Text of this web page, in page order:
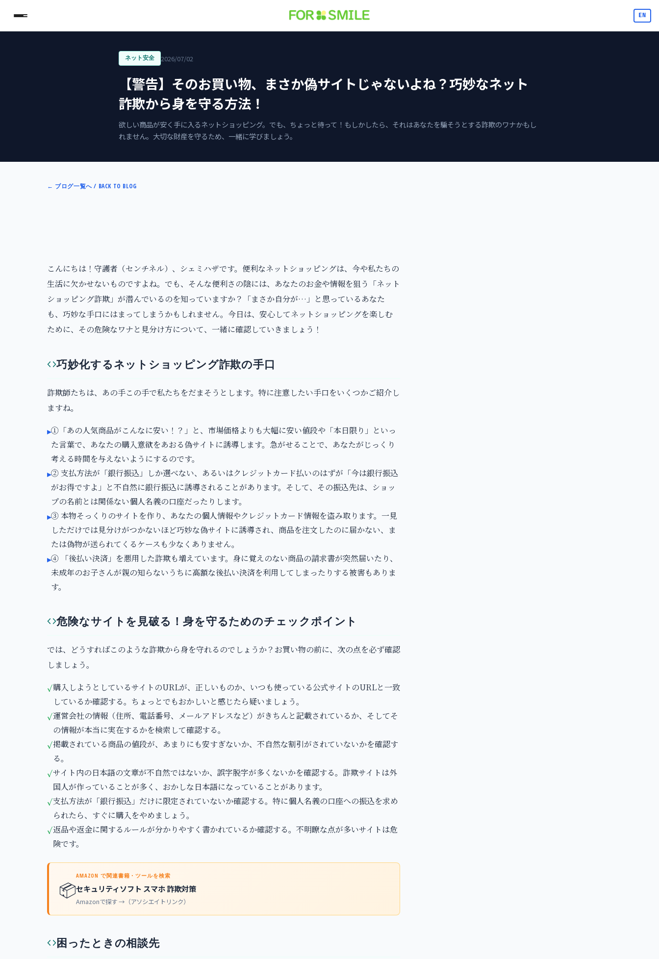
EN
ネット安全 2026/07/02
【警告】そのお買い物、まさか偽サイトじゃないよね？巧妙なネット
詐欺から身を守る方法！
欲しい商品が安く手に入るネットショッピング。でも、ちょっと待って！もしかしたら、それはあなたを騙そうとする詐欺のワナかもし
れません。大切な財産を守るため、一緒に学びましょう。
← ブログ一覧へ / BACK TO BLOG
こんにちは！守護者（センチネル）、シェミハザです。便利なネットショッピングは、今や私たちの
生活に欠かせないものですよね。でも、そんな便利さの陰には、あなたのお金や情報を狙う「ネット
ショッピング詐欺」が潜んでいるのを知っていますか？「まさか自分が…」と思っているあなた
も、巧妙な手口にはまってしまうかもしれません。今日は、安心してネットショッピングを楽しむ
ために、その危険なワナと見分け方について、一緒に確認していきましょう！
巧妙化するネットショッピング詐欺の手口
詐欺師たちは、あの手この手で私たちをだまそうとします。特に注意したい手口をいくつかご紹介し
ますね。
▸①「あの人気商品がこんなに安い！？」と、市場価格よりも大幅に安い値段や「本日限り」といっ
た言葉で、あなたの購入意欲をあおる偽サイトに誘導します。急がせることで、あなたがじっくり
考える時間を与えないようにするのです。
▸② 支払方法が「銀行振込」しか選べない、あるいはクレジットカード払いのはずが「今は銀行振込
がお得ですよ」と不自然に銀行振込に誘導されることがあります。そして、その振込先は、ショッ
プの名前とは関係ない個人名義の口座だったりします。
▸③ 本物そっくりのサイトを作り、あなたの個人情報やクレジットカード情報を盗み取ります。一見
しただけでは見分けがつかないほど巧妙な偽サイトに誘導され、商品を注文したのに届かない、ま
たは偽物が送られてくるケースも少なくありません。
▸④ 「後払い決済」を悪用した詐欺も増えています。身に覚えのない商品の請求書が突然届いたり、
未成年のお子さんが親の知らないうちに高額な後払い決済を利用してしまったりする被害もありま
す。
危険なサイトを見破る！身を守るためのチェックポイント
では、どうすればこのような詐欺から身を守れるのでしょうか？お買い物の前に、次の点を必ず確認
しましょう。
✓購入しようとしているサイトのURLが、正しいものか、いつも使っている公式サイトのURLと一致
しているか確認する。ちょっとでもおかしいと感じたら疑いましょう。
✓運営会社の情報（住所、電話番号、メールアドレスなど）がきちんと記載されているか、そしてそ
の情報が本当に実在するかを検索して確認する。
✓掲載されている商品の値段が、あまりにも安すぎないか、不自然な割引がされていないかを確認す
る。
✓サイト内の日本語の文章が不自然ではないか、誤字脱字が多くないかを確認する。詐欺サイトは外
国人が作っていることが多く、おかしな日本語になっていることがあります。
✓支払方法が「銀行振込」だけに限定されていないか確認する。特に個人名義の口座への振込を求め
られたら、すぐに購入をやめましょう。
✓返品や返金に関するルールが分かりやすく書かれているか確認する。不明瞭な点が多いサイトは危
険です。
📦
AMAZON で関連書籍・ツールを検索
セキュリティソフト スマホ 詐欺対策
Amazonで探す →（アソシエイトリンク）
困ったときの相談先